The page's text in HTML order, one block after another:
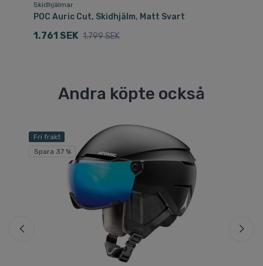
Skidhjälmar
POC Auric Cut, Skidhjälm, Matt Svart
1.761 SEK 1.799 SEK
Andra köpte också
Fri frakt
Spara 37 %